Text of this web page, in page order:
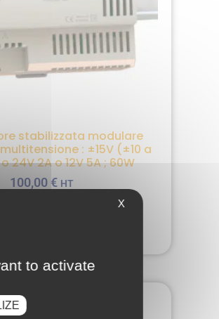
stabilizzata modulare
: ±15V (±10 a
24V 2A o 12V 5A ; 60W
100,00 € HT
X
to activate